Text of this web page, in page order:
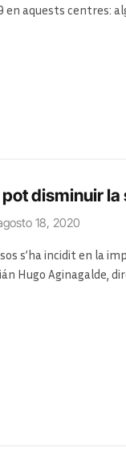
en aquests centres:
disminuir
18, 2020
s’ha incidit en la
Hugo Aginagalde,